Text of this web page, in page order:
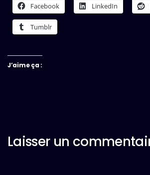
Facebook LinkedIn
Tumblr
J’aime ça :
Laisser un